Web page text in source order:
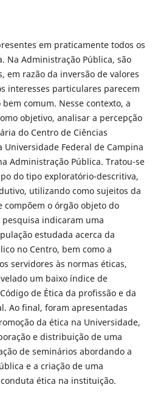
em praticamente todos os
Na Administração Pública, são
em razão da inversão de valores
interesses particulares parecem
comum. Nesse contexto, a
objetivo, analisar a percepção
do Centro de Ciências
Universidade Federal de Campina
Administração Pública. Tratou-se
do tipo exploratório-descritiva,
utilizando como sujeitos da
compõem o órgão objeto do
indicaram uma
estudada acerca da
no Centro, bem como a
servidores às normas éticas,
um baixo índice de
de Ética da profissão e da
Ao final, foram apresentadas
da ética na Universidade,
e distribuição de uma
de seminários abordando a
e a criação de uma
ética na instituição.